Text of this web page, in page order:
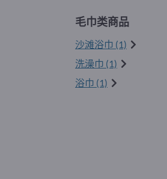
毛巾类商品
沙滩浴巾 (1)
洗澡巾 (1)
浴巾 (1)